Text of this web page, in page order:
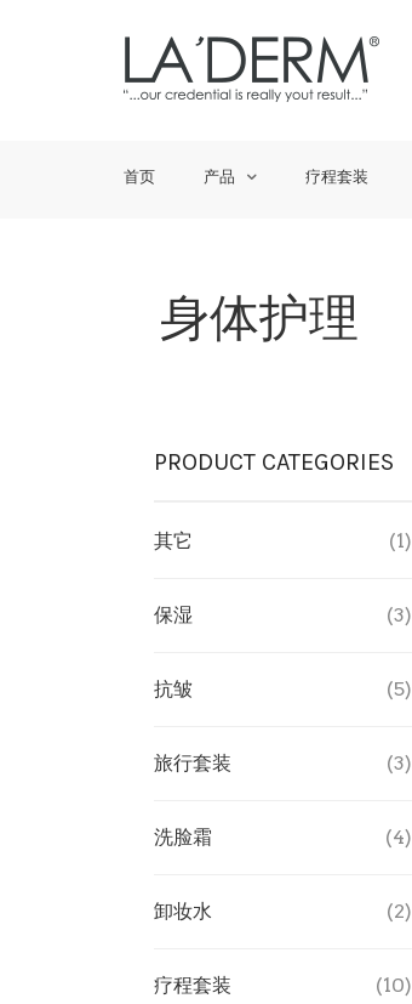
首页 产品 疗程套装
身体护理
PRODUCT CATEGORIES
其它 (1)
保湿 (3)
抗皱 (5)
旅行套装 (3)
洗脸霜 (4)
卸妆水 (2)
疗程套装 (10)